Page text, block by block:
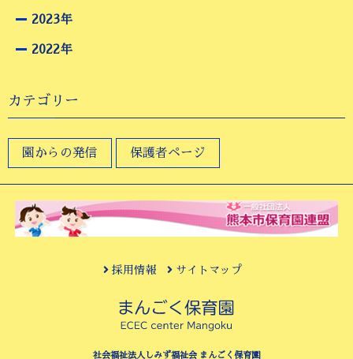
2023年
2022年
カテゴリー
園からの発信 保護者ページ
採用情報 サイトマップ
社会福祉法人しみず福祉会 まんごく保育園